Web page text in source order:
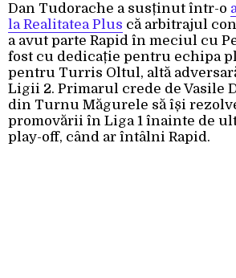
Dan Tudorache a susținut într-o
la Realitatea Plus că arbitrajul
a avut parte Rapid în meciul cu
fost cu dedicație pentru echipa
pentru Turris Oltul, altă
Ligii 2. Primarul crede de Vasile
din Turnu Măgurele să își
promovării în Liga 1 înainte de
play-off, când ar întâlni Rapid.